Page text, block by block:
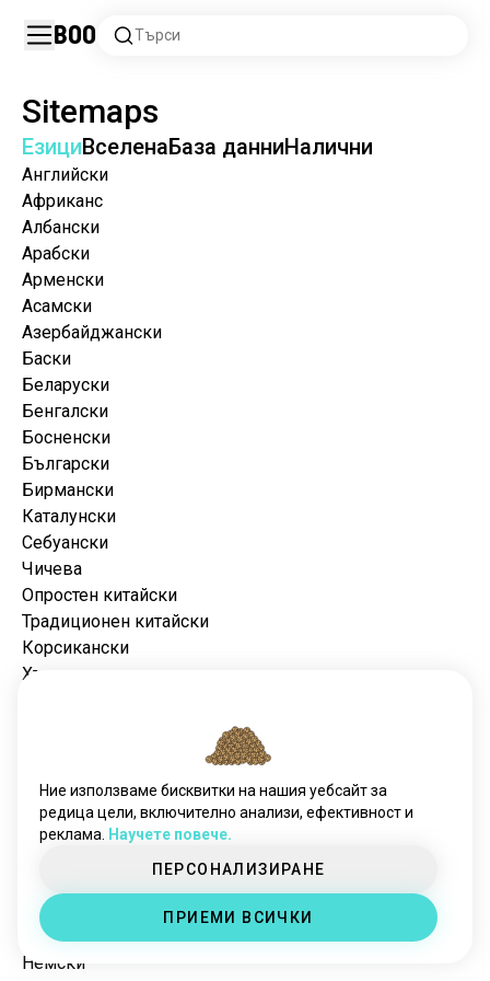
Boo Търси
Sitemaps
ЕзициВселенаБаза данниНалични
Английски
Африканс
Албански
Арабски
Арменски
Асамски
Азербайджански
Баски
Беларуски
Бенгалски
Босненски
Български
Бирмански
Каталунски
Себуански
Чичева
Опростен китайски
Традиционен китайски
Корсикански
Хърватски
Естонски
Финландски
Филипински
Галисийски
Грузински
Немски
Ние използваме бисквитки на нашия уебсайт за
редица цели, включително анализи, ефективност и
реклама.
Научете повече.
ПЕРСОНАЛИЗИРАНЕ
ПРИЕМИ ВСИЧКИ